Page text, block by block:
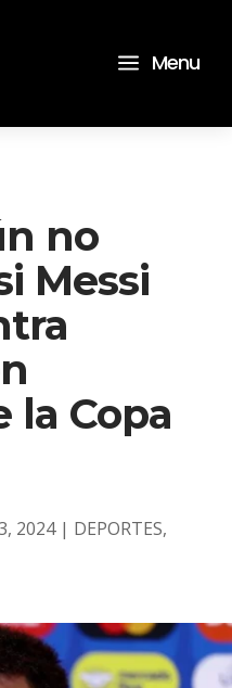
a Menu
no
Messi
la Copa
2024| DEPORTES,